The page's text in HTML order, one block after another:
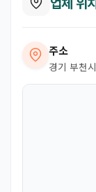
주소
경기 부천